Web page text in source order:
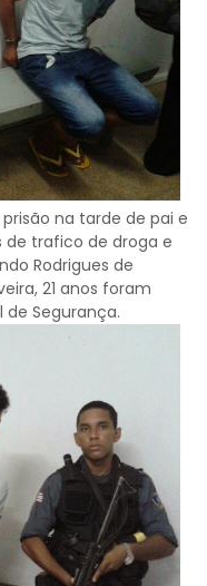
na tarde de pai e
de trafico de droga e
Rodrigues de
21 anos foram
de Segurança.